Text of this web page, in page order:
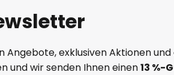
Angebote, exklusiven Aktionen
und wir senden Ihnen einen13 %-